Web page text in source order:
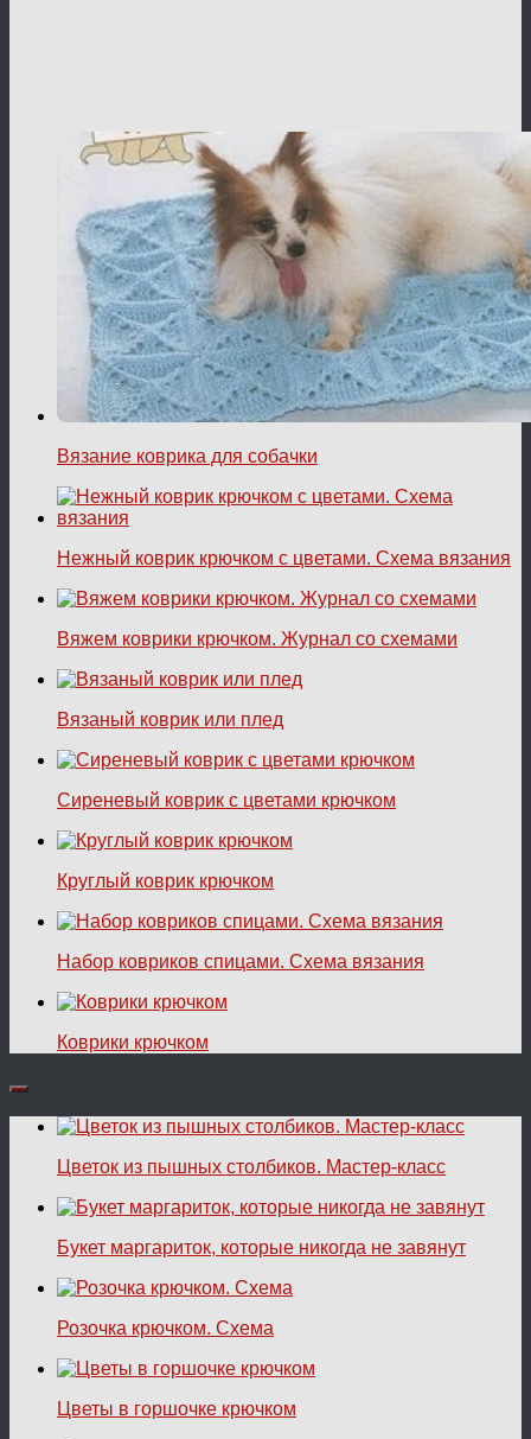
Вязание коврика для собачки
Нежный коврик крючком с цветами. Схема вязания
Вяжем коврики крючком. Журнал со схемами
Вязаный коврик или плед
Сиреневый коврик с цветами крючком
Круглый коврик крючком
Набор ковриков спицами. Схема вязания
Коврики крючком
Цветок из пышных столбиков. Мастер-класс
Букет маргариток, которые никогда не завянут
Розочка крючком. Схема
Цветы в горшочке крючком